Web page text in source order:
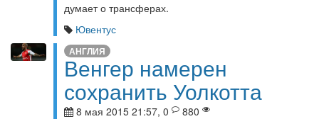
думает о трансферах.
Ювентус
АНГЛИЯ
Венгер намерен
сохранить Уолкотта
8 мая 2015 21:57, 0
880